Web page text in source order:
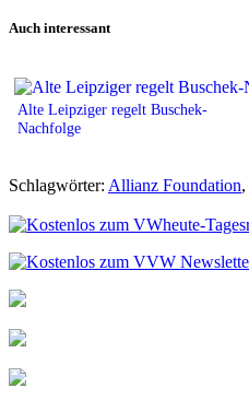
Auch interessant
Alte Leipziger regelt Buschek-
Nachfolge
Schlagwörter: Allianz Foundation,